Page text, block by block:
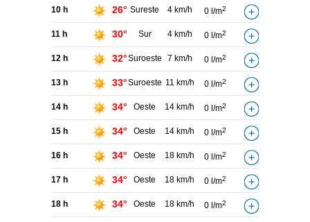
10 h 26° Sureste 4 km/h 0 l/m2
11 h 30° Sur 4 km/h 0 l/m2
12 h 32°Suroeste 7 km/h 0 l/m2
13 h 33°Suroeste 11 km/h 0 l/m2
14 h 34° Oeste 14 km/h 0 l/m2
15 h 34° Oeste 14 km/h 0 l/m2
16 h 34° Oeste 18 km/h 0 l/m2
17 h 34° Oeste 18 km/h 0 l/m2
18 h 34° Oeste 18 km/h 0 l/m2